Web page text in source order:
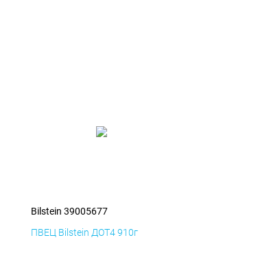
Bilstein 39005677
ПВЕЦ Bilstein ДОТ4 910г